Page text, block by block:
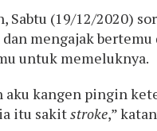
Sabtu (19/12/2020)
mengajak bertemu
untuk memeluknya.
aku kangen pingin
itu sakitstroke,”